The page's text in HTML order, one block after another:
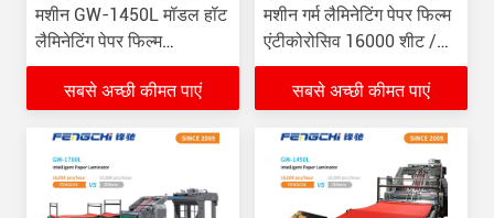
मशीन GW-1450L मॉडल हॉट
लैमिनेटिंग पेपर फिल्म
16000pcs/Hour
सबसे अच्छी कीमत पाएं
मशीन गर्म लैमिनेटिंग पेपर फिल्म
एंटीकोरोसिव 16000 शीट /
घंटा
सबसे अच्छी कीमत पाएं